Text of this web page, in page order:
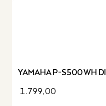
YAMAHA P-S500 WH
1.799,00